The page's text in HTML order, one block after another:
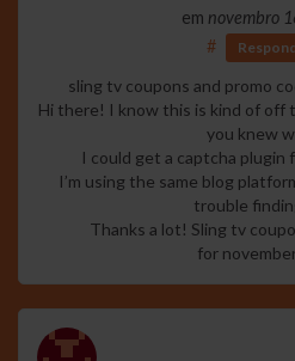
em novembro
#
sling tv coupons and promo
Hi there! I know this is kind of off
you knew
I could get a captcha plugin
I’m using the same blog
trouble
Thanks a lot! Sling tv
for